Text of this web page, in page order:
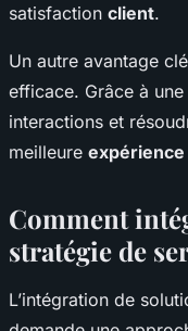
satisfaction client.
Un autre avantage
efficace. Grâce à
interactions et
meilleure expérience
Comment
stratégie de
L’intégration de